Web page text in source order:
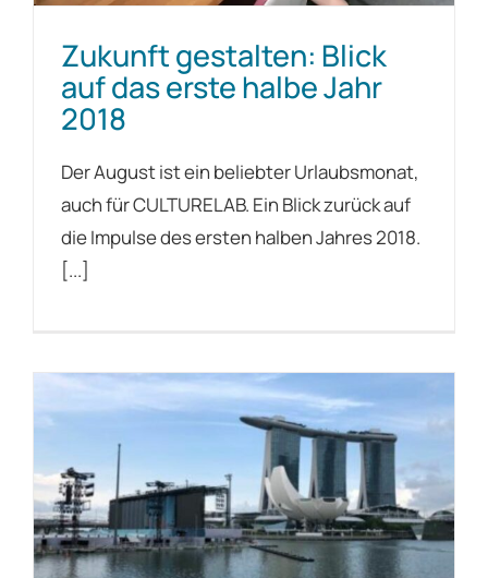
Zukunft gestalten: Blick
auf das erste halbe Jahr
2018
Der August ist ein beliebter Urlaubsmonat,
auch für CULTURELAB. Ein Blick zurück auf
die Impulse des ersten halben Jahres 2018.
[...]